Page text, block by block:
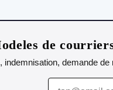
de
indemnisation, demande